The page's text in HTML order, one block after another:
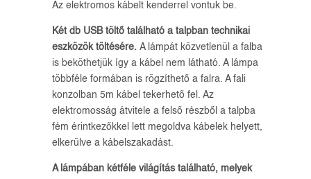
Az elektromos kábelt kenderrel vontuk be.
Két db USB töltő található a talpban technikai
eszközök töltésére. A lámpát közvetlenül a falba
is beköthetjük így a kábel nem látható. A lámpa
többféle formában is rögzíthető a falra. A fali
konzolban 5m kábel tekerhető fel. Az
elektromosság átvitele a felső részből a talpba
fém érintkezőkkel lett megoldva kábelek helyett,
elkerülve a kábelszakadást.
A lámpában kétféle világítás található, melyek